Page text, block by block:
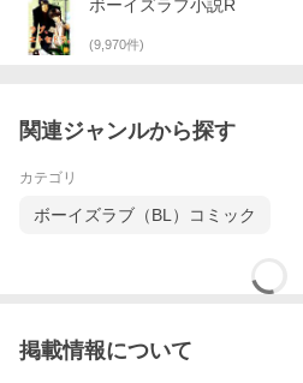
ボーイズラブ小説R
(9,970件)
関連ジャンルから探す
カテゴリ
ボーイズラブ（BL）コミック
掲載情報について